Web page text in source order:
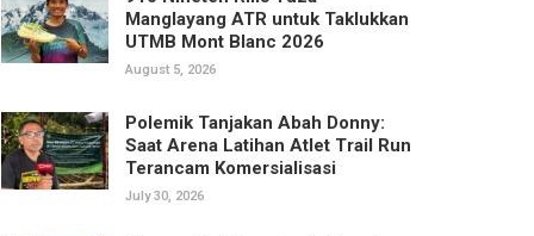
Manglayang ATR untuk Taklukkan
UTMB Mont Blanc 2026
August 5, 2026
Polemik Tanjakan Abah Donny:
Saat Arena Latihan Atlet Trail Run
Terancam Komersialisasi
July 30, 2026